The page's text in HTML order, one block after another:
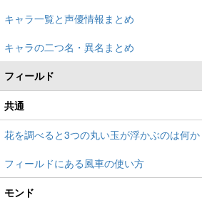
キャラ一覧と声優情報まとめ
キャラの二つ名・異名まとめ
フィールド
共通
花を調べると3つの丸い玉が浮かぶのは何か
フィールドにある風車の使い方
モンド